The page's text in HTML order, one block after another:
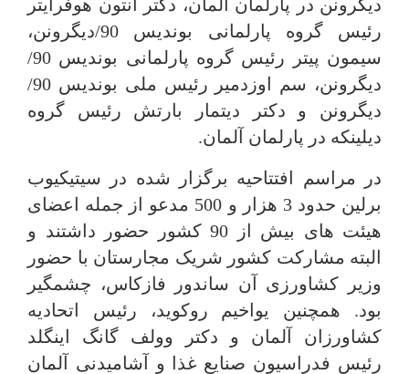
دیگرونن در پارلمان آلمان، دکتر آنتون هوفرایتر
رئیس گروه پارلمانی بوندیس 90/دیگرونن،
سیمون پیتر رئیس گروه پارلمانی بوندیس 90/
دیگرونن، سم اوزدمیر رئیس ملی بوندیس 90/
دیگرونن و دکتر دیتمار بارتش رئیس گروه
دیلینکه در پارلمان آلمان.
در مراسم افتتاحیه برگزار شده در سیتیکیوب
برلین حدود 3 هزار و 500 مدعو از جمله اعضای
هیئت های بیش از 90 کشور حضور داشتند و
البته مشارکت کشور شریک مجارستان با حضور
وزیر کشاورزی آن ساندور فازکاس، چشمگیر
بود. همچنین یواخیم روکوید، رئیس اتحادیه
کشاورزان آلمان و دکتر وولف گانگ اینگلد
رئیس فدراسیون صنایع غذا و آشامیدنی آلمان